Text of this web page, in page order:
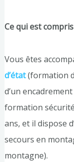
Ce qui est
Vous êtes
d’état(formation
d’un
formation
ans, et il dispose
secours en
montagne).